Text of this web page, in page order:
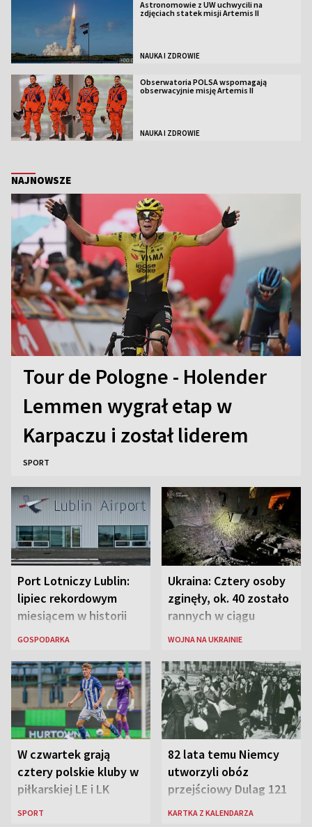
Astronomowie z UW uchwycili na
zdjęciach statek misji Artemis II
NAUKA I ZDROWIE
Obserwatoria POLSA wspomagają
obserwacyjnie misję Artemis II
NAUKA I ZDROWIE
NAJNOWSZE
Tour de Pologne - Holender
Lemmen wygrał etap w
Karpaczu i został liderem
SPORT
Port Lotniczy Lublin:
lipiec rekordowym
miesiącem w historii
lotniska
GOSPODARKA
Ukraina: Cztery osoby
zginęły, ok. 40 zostało
rannych w ciągu
ostatniej doby w
WOJNA NA UKRAINIE
W czwartek grają
cztery polskie kluby w
piłkarskiej LE i LK
SPORT
82 lata temu Niemcy
utworzyli obóz
przejściowy Dulag 121
KARTKA Z KALENDARZA